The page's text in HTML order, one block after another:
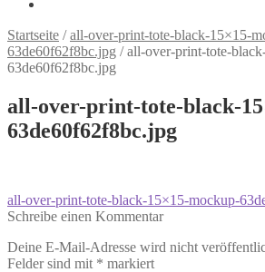
Startseite /all-over-print-tote-black-15×15-
63de60f62f8bc.jpg /all-over-print-tote-
63de60f62f8bc.jpg
all-over-print-tote-black-
63de60f62f8bc.jpg
Beitragsnavigation
Vorheriger
Beitrag:
all-over-print-tote-black-15×15-mockup-
Schreibe einen Kommentar
Deine E-Mail-Adresse wird nicht
Felder sind mit * markiert